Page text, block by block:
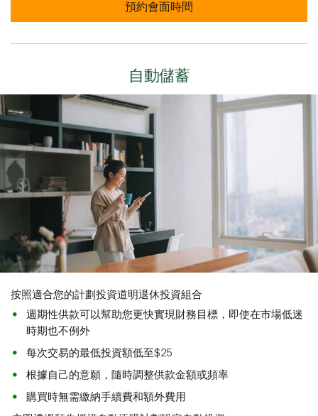
預約會面時間
自動儲蓄
按照適合您的計劃投資道明退休投資組合
週期性供款可以幫助您更快實現財務目標，即使在市場低迷
時期也不例外
每次交易的最低投資額低至$25
根據自己的意願，隨時調整供款金額或頻率
購買時無需繳納手續費和額外費用